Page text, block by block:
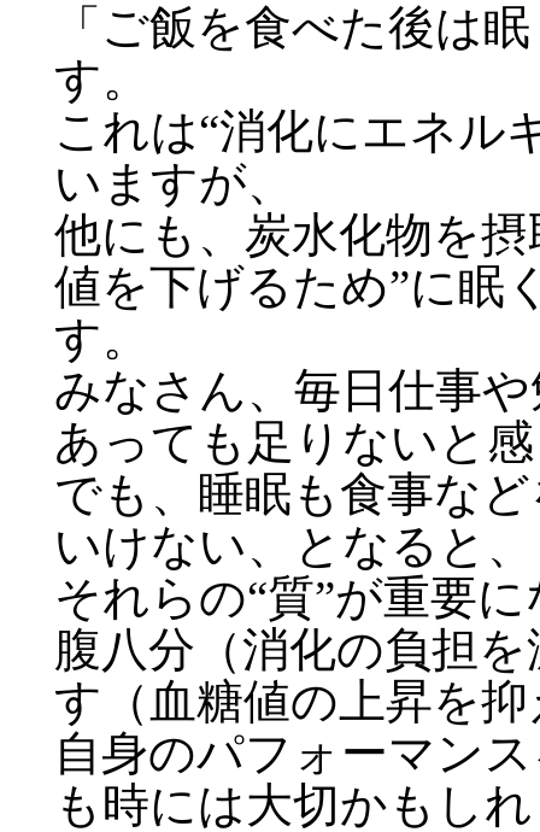
「ご飯を食べた後は
す。
これは“消化にエネル
いますが、
他にも、炭水化物を
値を下げるため”に眠
す。
みなさん、毎日仕事
あっても足りないと
でも、睡眠も食事な
いけない、となると、
それらの“質”が重要
腹八分（消化の負担
す（血糖値の上昇を
自身のパフォーマン
も時には大切かもし